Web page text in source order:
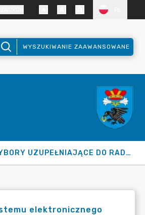
WYSZUKIWANIE ZAAWANSOWANE
WYBORY UZUPEŁNIAJĄCE DO RADY GMINY 2026
elektronicznego